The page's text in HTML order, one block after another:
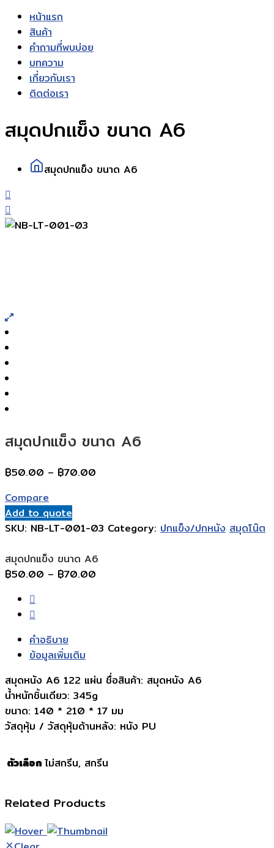
หน้าแรก
สินค้า
คำถามที่พบบ่อย
บทความ
เกี่ยวกับเรา
ติดต่อเรา
สมุดปกแข็ง ขนาด A6
สมุดปกแข็ง ขนาด A6
สมุดปกแข็ง ขนาด A6
฿50.00 – ฿70.00
฿70.00
Compare
Add to quote
SKU: NB-LT-001-03 Category: ปกแข็ง/ปกหนัง สมุดโน๊ต
สมุดปกแข็ง ขนาด A6
฿50.00 – ฿70.00
คำอธิบาย
ข้อมูลเพิ่มเติม
สมุดหนัง A6 122 แผ่น ชื่อสินค้า: สมุดหนัง A6
น้ำหนักชิ้นเดียว: 345g
ขนาด: 140 * 210 * 17 มม
วัสดุหุ้ม / วัสดุหุ้มด้านหลัง: หนัง PU
ตัวเลือก ไม่สกรีน, สกรีน
Related Products